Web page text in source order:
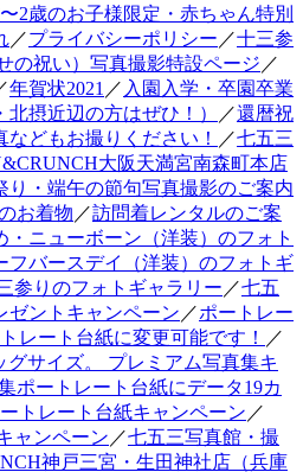
2歳のお子様限定・赤ちゃん特別
／プライバシーポリシー ／十三参
の祝い）写真撮影特設ページ ／
年賀状2021 ／ 入園入学・卒園卒業
摂近辺の方はぜひ！）
／還暦祝
どもお撮りください！ ／七五三
大阪天満宮南森町本店
り・端午の節句写真撮影のご案内
お着物 ／訪問着レンタルのご案
・ニューボーン（洋装）のフォト
フバースデイ（洋装）のフォトギ
参りのフォトギャラリー ／七五
ゼントキャンペーン ／ポートレー
レート台紙に変更可能です！ ／
グサイズ。 プレミアム写真集キ
ポートレート台紙にデータ19カ
トレート台紙キャンペーン ／
ャンペーン ／七五三写真館・撮
神戸三宮・生田神社店（兵庫